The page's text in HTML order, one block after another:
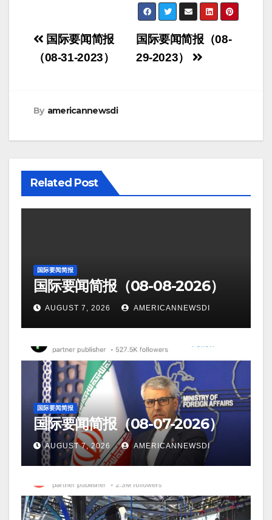
Post
navigation
国际要闻简报（08-
29-2023）
国际要闻简报
（08-31-2023）
By americannewsdi
Related Post
国际要闻简报
国际要闻简报（08-08-2026）
AUGUST 7, 2026 AMERICANNEWSDI
国际要闻简报
国际要闻简报（08-07-2026）
AUGUST 7, 2026 AMERICANNEWSDI